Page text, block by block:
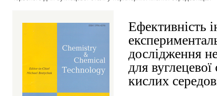
Ефективність
дослідження
для
кислих